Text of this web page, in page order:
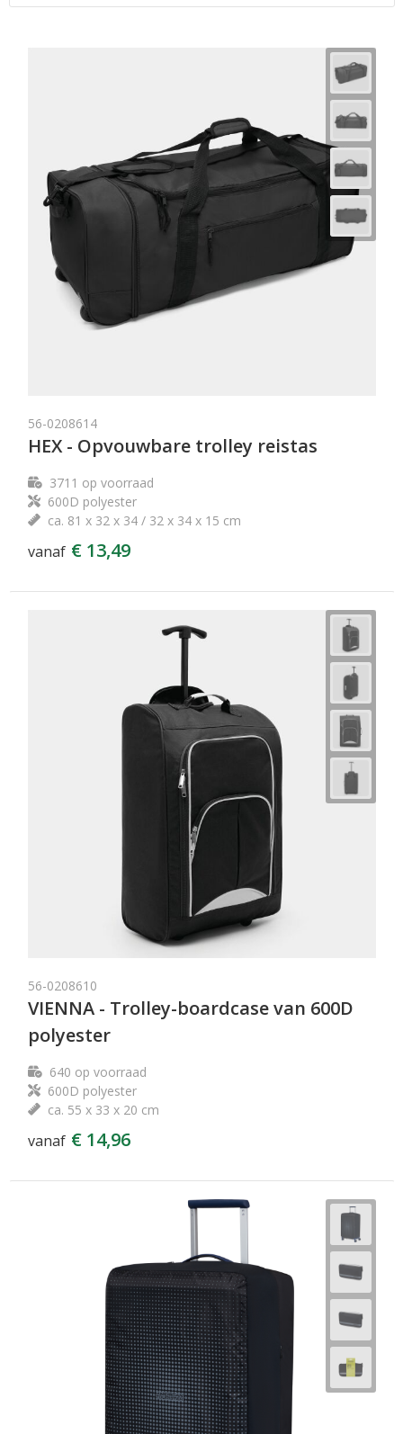
56-0208614
HEX - Opvouwbare trolley reistas
3711 op voorraad
600D polyester
ca. 81 x 32 x 34 / 32 x 34 x 15 cm
vanaf € 13,49
56-0208610
VIENNA - Trolley-boardcase van 600D
polyester
640 op voorraad
600D polyester
ca. 55 x 33 x 20 cm
vanaf € 14,96